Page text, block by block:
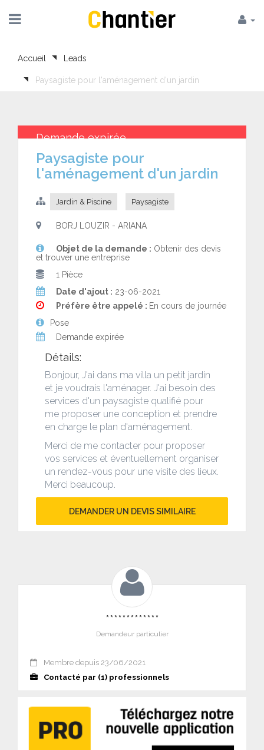
Accueil Leads
Paysagiste pour l'aménagement d'un jardin
Demande expirée
Paysagiste pour
l'aménagement d'un jardin
Jardin & Piscine Paysagiste
BORJ LOUZIR - ARIANA
Objet de la demande : Obtenir des devis
et trouver une entreprise
1 Pièce
Date d'ajout : 23-06-2021
Préfère être appelé : En cours de journée
Pose
Demande expirée
Détails:
Bonjour, J'ai dans ma villa un petit jardin
et je voudrais l'aménager. J'ai besoin des
services d'un paysagiste qualifié pour
me proposer une conception et prendre
en charge le plan d'aménagement.
Merci de me contacter pour proposer
vos services et éventuellement organiser
un rendez-vous pour une visite des lieux.
Merci beaucoup.
DEMANDER UN DEVIS SIMILAIRE
*************
Demandeur particulier
Membre depuis 23/06/2021
Contacté par (1) professionnels